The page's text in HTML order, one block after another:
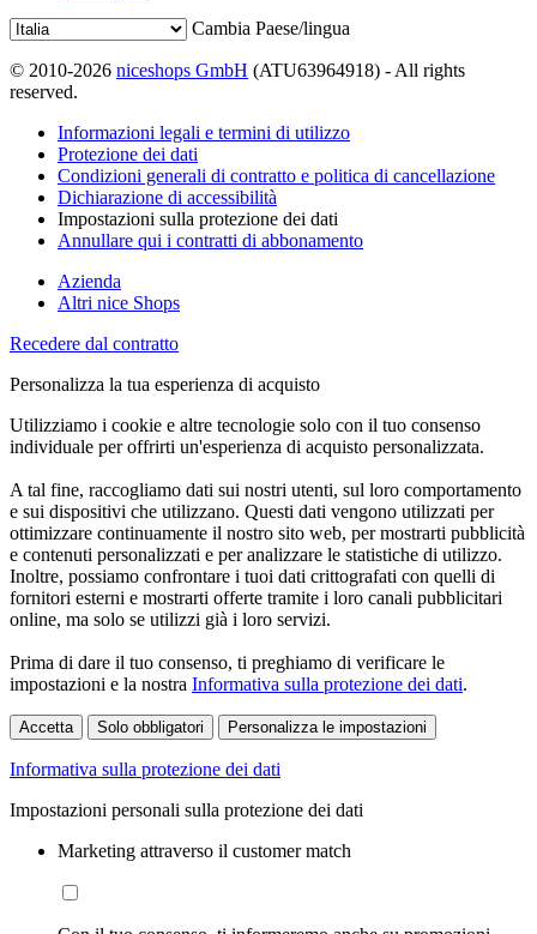
Cambia Paese/lingua
© 2010-2026 niceshops GmbH (ATU63964918) - All rights
reserved.
Informazioni legali e termini di utilizzo
Protezione dei dati
Condizioni generali di contratto e politica di cancellazione
Dichiarazione di accessibilità
Impostazioni sulla protezione dei dati
Annullare qui i contratti di abbonamento
Azienda
Altri nice Shops
Recedere dal contratto
Personalizza la tua esperienza di acquisto
Utilizziamo i cookie e altre tecnologie solo con il tuo consenso
individuale per offrirti un'esperienza di acquisto personalizzata.
A tal fine, raccogliamo dati sui nostri utenti, sul loro comportamento
e sui dispositivi che utilizzano. Questi dati vengono utilizzati per
ottimizzare continuamente il nostro sito web, per mostrarti pubblicità
e contenuti personalizzati e per analizzare le statistiche di utilizzo.
Inoltre, possiamo confrontare i tuoi dati crittografati con quelli di
fornitori esterni e mostrarti offerte tramite i loro canali pubblicitari
online, ma solo se utilizzi già i loro servizi.
Prima di dare il tuo consenso, ti preghiamo di verificare le
impostazioni e la nostra Informativa sulla protezione dei dati.
Accetta Solo obbligatori Personalizza le impostazioni
Informativa sulla protezione dei dati
Impostazioni personali sulla protezione dei dati
Marketing attraverso il customer match